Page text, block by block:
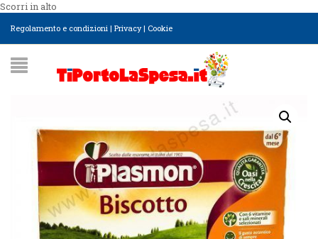
Scorri in alto
Regolamento e condizioni | Privacy| Cookie